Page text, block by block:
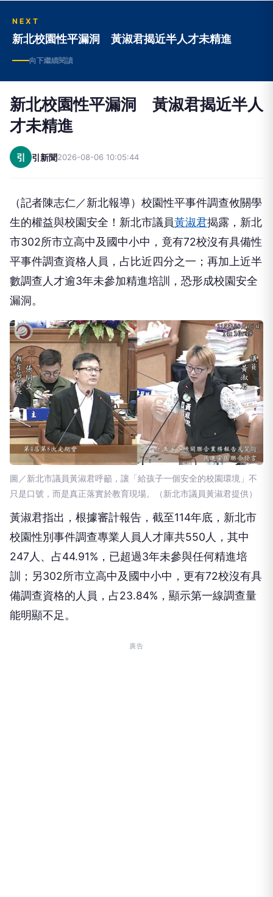
NEXT
新北校園性平漏洞 黃淑君揭近半人才未精進
向下繼續閱讀
新北校園性平漏洞 黃淑君揭近半人
才未精進
引 引新聞2026-08-06 10:05:44
（記者陳志仁／新北報導）校園性平事件調查攸關學
生的權益與校園安全！新北市議員黃淑君揭露，新北
市302所市立高中及國中小中，竟有72校沒有具備性
平事件調查資格人員，占比近四分之一；再加上近半
數調查人才逾3年未參加精進培訓，恐形成校園安全
漏洞。
圖／新北市議員黃淑君呼籲，讓「給孩子一個安全的校園環境」不
只是口號，而是真正落實於教育現場。（新北市議員黃淑君提供）
黃淑君指出，根據審計報告，截至114年底，新北市
校園性別事件調查專業人員人才庫共550人，其中
247人、占44.91%，已超過3年未參與任何精進培
訓；另302所市立高中及國中小中，更有72校沒有具
備調查資格的人員，占23.84%，顯示第一線調查量
能明顯不足。
廣告